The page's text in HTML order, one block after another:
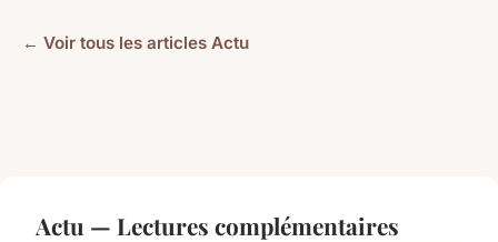
← Voir tous les articles Actu
Actu — Lectures complémentaires